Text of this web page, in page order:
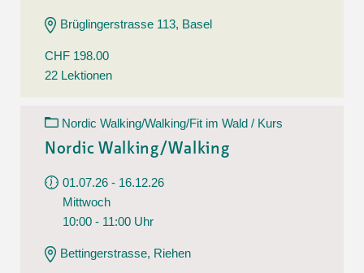
Brüglingerstrasse 113, Basel
CHF 198.00
22 Lektionen
Nordic Walking/Walking/Fit im Wald / Kurs
Nordic Walking/Walking
01.07.26 - 16.12.26
Mittwoch
10:00 - 11:00 Uhr
Bettingerstrasse, Riehen